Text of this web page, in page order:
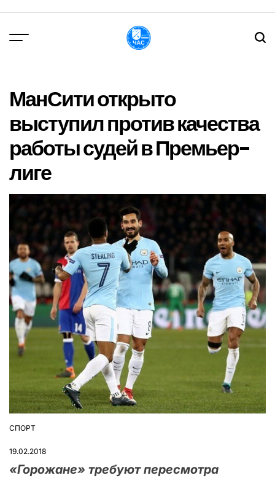
вмісту
МанСити открыто
выступил против качества
работы судей в Премьер-
лиге
ОПУБЛІКУВАТИ
СПОРТ
19.02.2018
«Горожане» требуют пересмотра